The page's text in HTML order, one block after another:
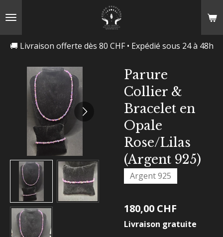
🚚 Livraison offerte dès 80 CHF • Expédié sous 24 à 48h
Parure
Collier &
Bracelet en
Opale
Rose/Lilas
(Argent 925)
Argent 925
180,00 CHF
Livraison gratuite